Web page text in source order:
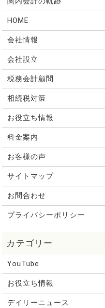
HOME
会社情報
会社設立
税務会計顧問
相続税対策
お役立ち情報
料金案内
お客様の声
サイトマップ
お問合わせ
プライバシーポリシー
YouTube
お役立ち情報
デイリーニュース